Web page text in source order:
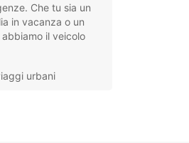
Che tu sia un
in vacanza o un
il veicolo
urbani